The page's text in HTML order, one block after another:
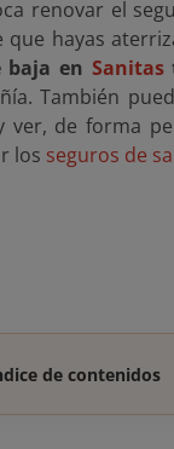
renovar el
que hayas
baja en Sanitas
También
ver, de forma
los seguros de
de contenidos